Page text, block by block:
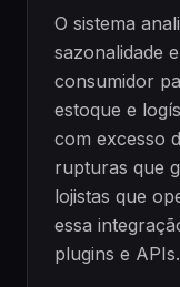
O sistema
sazonalidade
consumidor
estoque e
com excesso
rupturas que
lojistas que
essa
plugins e APIs.